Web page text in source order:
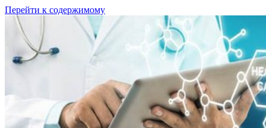
Перейти к содержимому